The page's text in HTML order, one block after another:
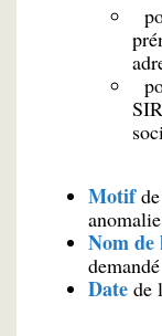
Motif
Nom
Date de